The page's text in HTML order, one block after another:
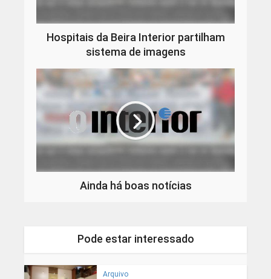
Hospitais da Beira Interior partilham
sistema de imagens
Ainda há boas notícias
Pode estar interessado
Arquivo